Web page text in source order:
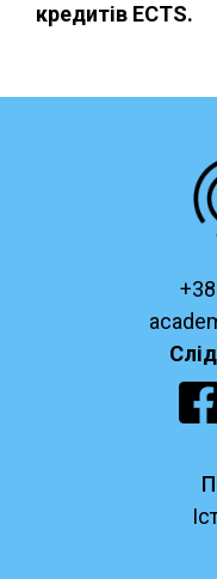
кредитів ECTS.